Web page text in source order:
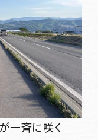
一斉に咲く